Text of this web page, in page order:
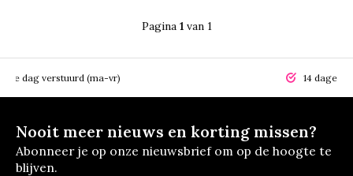
Pagina 1van 1
dag verstuurd (ma-vr) 14 dagen
Nooit meer nieuws en korting missen?
Abonneer je op onze nieuwsbrief om op de hoogte te
blijven.